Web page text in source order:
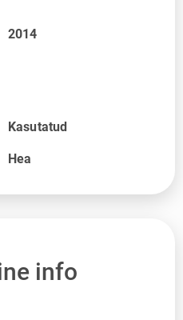
2014
Kasutatud
Hea
info